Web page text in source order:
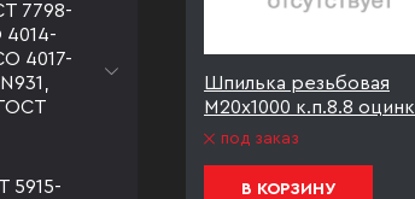
7798-
4017-
5915-
Шпилька резьбовая
М20х1000 к.п.8.8 оцинк
под заказ
В КОРЗИНУ